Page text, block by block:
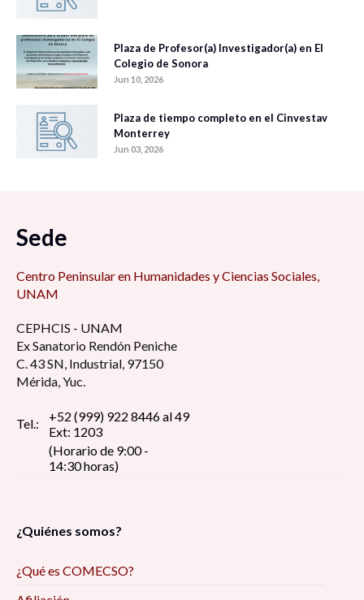
Plaza de Profesor(a) Investigador(a) en El
Colegio de Sonora
Jun 10, 2026
Plaza de tiempo completo en el Cinvestav
Monterrey
Jun 03, 2026
Sede
Centro Peninsular en Humanidades y Ciencias Sociales,
UNAM
CEPHCIS - UNAM
Ex Sanatorio Rendón Peniche
C. 43 SN, Industrial, 97150
Mérida, Yuc.
Tel.:
+52 (999) 922 8446 al 49
Ext: 1203
(Horario de 9:00 -
14:30 horas)
¿Quiénes somos?
¿Qué es COMECSO?